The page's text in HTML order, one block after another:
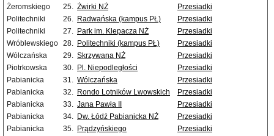
Żeromskiego
25. Żwirki NŻ
Przesiadki
Politechniki
26. Radwańska (kampus PŁ)
Przesiadki
Politechniki
27. Park im. Klepacza NŻ
Przesiadki
Wróblewskiego 28. Politechniki (kampus PŁ)
Przesiadki
Wólczańska
29. Skrzywana NŻ
Przesiadki
Piotrkowska
30. Pl. Niepodległości
Przesiadki
Pabianicka
31. Wólczańska
Przesiadki
Pabianicka
32. Rondo Lotników Lwowskich
Przesiadki
Pabianicka
33. Jana Pawła II
Przesiadki
Pabianicka
34. Dw. Łódź Pabianicka NŻ
Przesiadki
Pabianicka
35. Prądzyńskiego
Przesiadki